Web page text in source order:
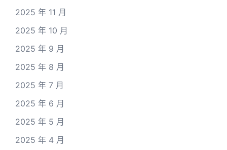
2025 年 11 月
2025 年 10 月
2025 年 9 月
2025 年 8 月
2025 年 7 月
2025 年 6 月
2025 年 5 月
2025 年 4 月